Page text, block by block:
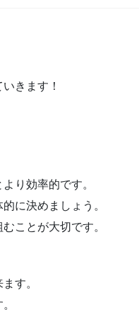
きます！
り効率的です。
に決めましょう。
ことが大切です。
す。